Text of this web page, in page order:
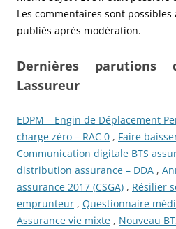
Les commentaires sont
publiés après modération.
Dernières
Lassureur
EDPM – Engin de Déplacement
charge zéro – RAC 0 , Faire
Communication digitale BTS
distribution assurance – DDA ,
assurance 2017 (CSGA) , Résilier
emprunteur , Questionnaire
Assurance vie mixte , Nouveau